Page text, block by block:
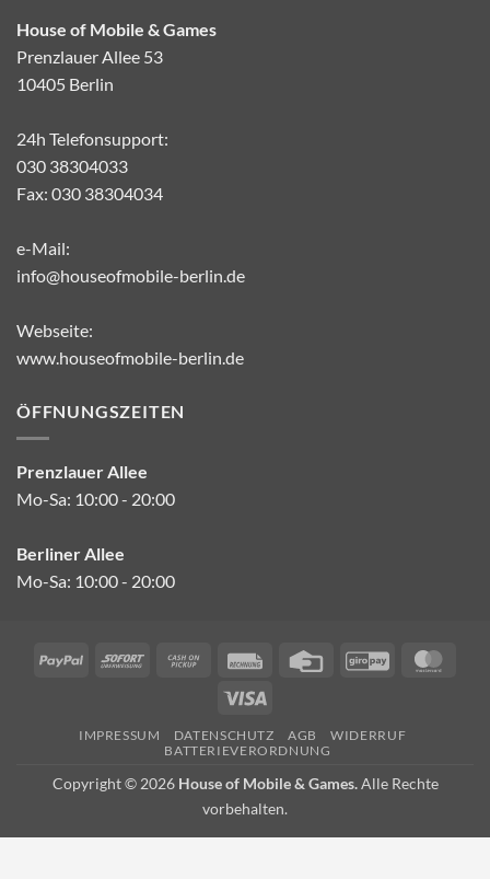
House of Mobile & Games
Prenzlauer Allee 53
10405 Berlin
24h Telefonsupport:
030 38304033
Fax: 030 38304034
e-Mail:
info@houseofmobile-berlin.de
Webseite:
www.houseofmobile-berlin.de
ÖFFNUNGSZEITEN
Prenzlauer Allee
Mo-Sa: 10:00 - 20:00
Berliner Allee
Mo-Sa: 10:00 - 20:00
PayPal Sofort
Cash
Pickup
Rechung
Credit
GiroPay
IMPRESSUM DATENSCHUTZ AGB
WIDERRUF
BATTERIEVERORDNUNG
Copyright © 2026 House of Mobile & Games.Alle Rechte
vorbehalten.